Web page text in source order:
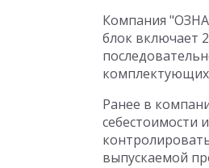
Компания
блок включает
Ранее в
себестоимости
выпускаемой